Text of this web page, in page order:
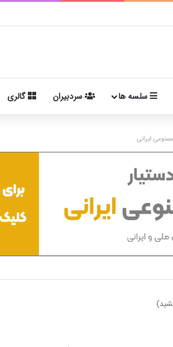
سلسه ها سردبیران گالری
ایرانی